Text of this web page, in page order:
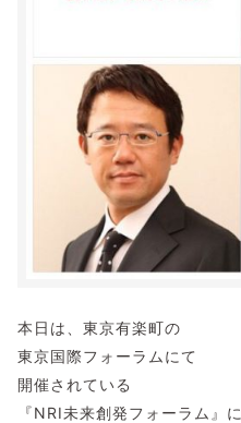
本日は、東京有楽町の
東京国際フォーラムにて
開催されている
『NRI未来創発フォーラム』に